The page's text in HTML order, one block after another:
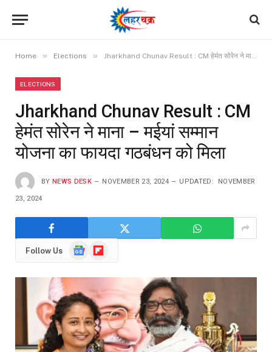
Home » Elections » Jharkhand Chunav Result : CM हेमंत सोरेन ने माना – मईयां सम्मान योजना का फायदा गठबंधन को मिला
ELECTIONS
Jharkhand Chunav Result : CM
हेमंत सोरेन ने माना – मईयां सम्मान
योजना का फायदा गठबंधन को मिला
BY NEWS DESK NOVEMBER 23, 2024 UPDATED: NOVEMBER
23, 2024
Follow Us
GoogleFlipboard